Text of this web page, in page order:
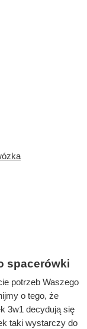
spacerówki
potrzeb Waszego
o tego, że
3w1 decydują się
taki wystarczy do